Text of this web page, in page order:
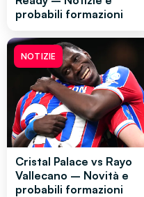
probabili formazioni
NOTIZIE
Cristal Palace vs Rayo
Vallecano – Novità e
probabili formazioni